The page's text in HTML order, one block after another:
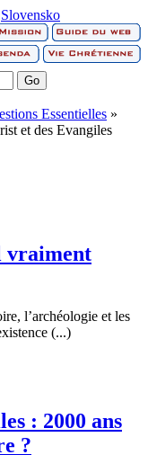
Slovensko
Essentielles »
et des Evangiles
vraiment
l’archéologie et les
(...)
: 2000 ans
?